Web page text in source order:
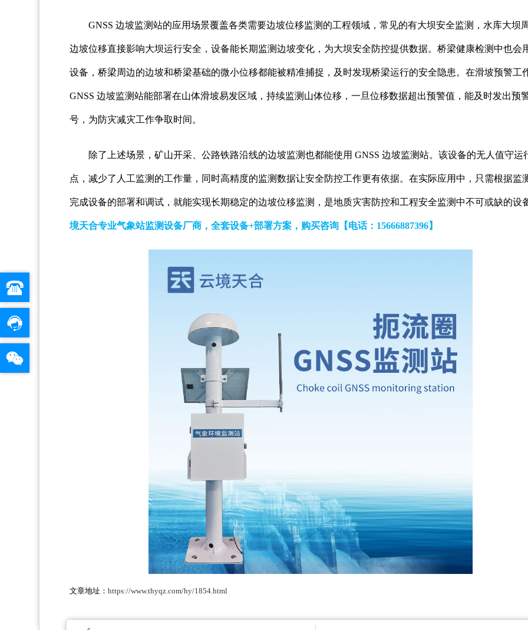
GNSS 边坡监测站的应用场景覆盖各类需要边坡位移监测的工程领域，常见的有大坝安全监测，水库大坝
边坡位移直接影响大坝运行安全，设备能长期监测边坡变化，为大坝安全防控提供数据。桥梁健康检测中也会
设备，桥梁周边的边坡和桥梁基础的微小位移都能被精准捕捉，及时发现桥梁运行的安全隐患。在滑坡预警工
GNSS 边坡监测站能部署在山体滑坡易发区域，持续监测山体位移，一旦位移数据超出预警值，能及时发出预
号，为防灾减灾工作争取时间。
除了上述场景，矿山开采、公路铁路沿线的边坡监测也都能使用 GNSS 边坡监测站。该设备的无人值守运
点，减少了人工监测的工作量，同时高精度的监测数据让安全防控工作更有依据。在实际应用中，只需根据监
完成设备的部署和调试，就能实现长期稳定的边坡位移监测，是地质灾害防控和工程安全监测中不可或缺的设
境天合专业气象站监测设备厂商，全套设备+部署方案，购买咨询【电话：15666887396】
文章地址：https://www.thyqz.com/hy/1854.html